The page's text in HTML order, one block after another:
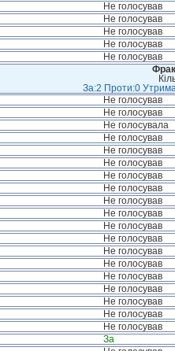
Не голосував
Не голосував
Не голосував
Не голосував
Не голосував
За:2 Проти:0
Не голосував
Не голосував
Не голосувала
Не голосував
Не голосував
Не голосував
Не голосував
Не голосував
Не голосував
Не голосував
Не голосував
Не голосував
Не голосував
Не голосував
Не голосував
Не голосував
Не голосував
Не голосував
Не голосував
За